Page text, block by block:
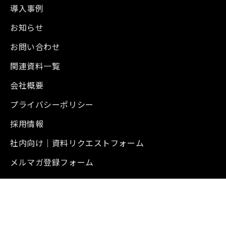
導入事例
お知らせ
お問い合わせ
関連資料一覧
会社概要
プライバシーポリシー
採用情報
社内向け｜資料リクエストフォーム
メルマガ登録フォーム